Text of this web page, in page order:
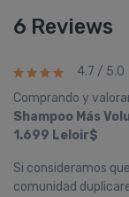
6 Reviews
4.7 / 5.0
Comprando y
Shampoo Más
1.699 Leloir$
Si consideramos
comunidad